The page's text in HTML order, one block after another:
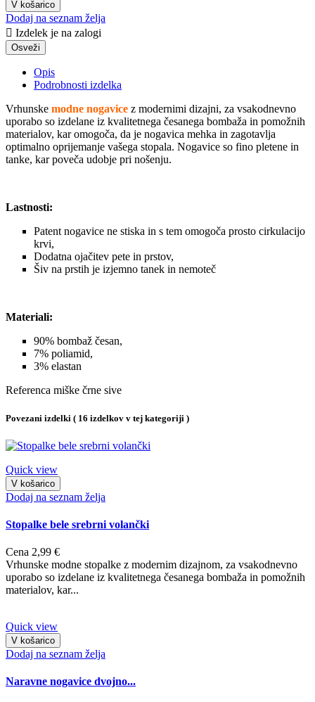
V košarico
Dodaj na seznam želja
 Izdelek je na zalogi
Opis
Podrobnosti izdelka
Vrhunske modne nogavice z modernimi dizajni, za vsakodnevno
uporabo so izdelane iz kvalitetnega česanega bombaža in pomožnih
materialov, kar omogoča, da je nogavica mehka in zagotavlja
optimalno oprijemanje vašega stopala. Nogavice so fino pletene in
tanke, kar poveča udobje pri nošenju.
Lastnosti:
Patent nogavice ne stiska in s tem omogoča prosto cirkulacijo
krvi,
Dodatna ojačitev pete in prstov,
Šiv na prstih je izjemno tanek in nemoteč
Materiali:
90% bombaž česan,
7% poliamid,
3% elastan
Referenca miške črne sive
Povezani izdelki ( 16 izdelkov v tej kategoriji )
Quick view
V košarico
Dodaj na seznam želja
Stopalke bele srebrni volančki
Cena 2,99 €
Vrhunske modne stopalke z modernim dizajnom, za vsakodnevno
uporabo so izdelane iz kvalitetnega česanega bombaža in pomožnih
materialov, kar...
Quick view
V košarico
Dodaj na seznam želja
Naravne nogavice dvojno...